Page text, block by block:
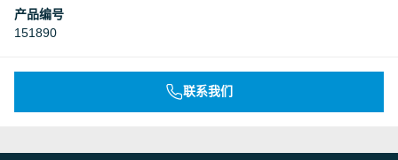
产品编号
151890
联系我们